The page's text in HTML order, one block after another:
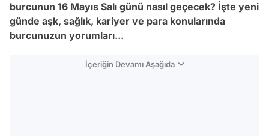
burcunun 16 Mayıs Salı günü nasıl geçecek? İşte yeni
günde aşk, sağlık, kariyer ve para konularında
burcunuzun yorumları...
İçeriğin Devamı Aşağıda